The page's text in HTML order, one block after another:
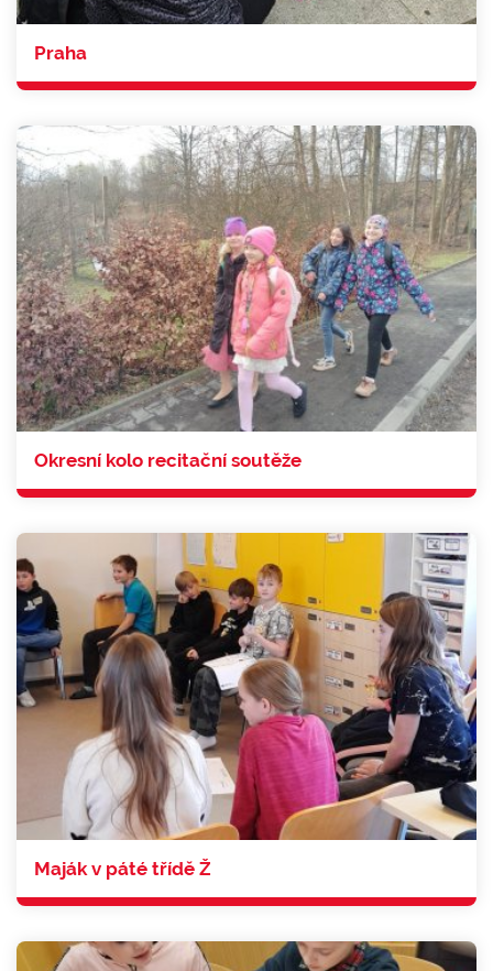
Praha
Okresní kolo recitační soutěže
Maják v páté třídě Ž